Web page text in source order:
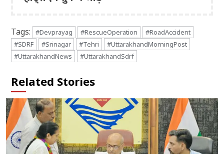
Tags: #Devprayag #RescueOperation
#RoadAccident
#SDRF
#Srinagar #Tehri
#UttarakhandMorningPost
#UttarakhandNews
#UttarakhandSdrf
Related Stories